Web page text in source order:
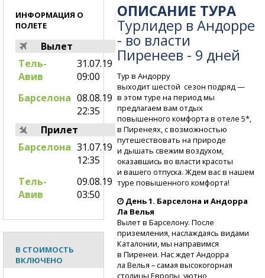
ОПИСАНИЕ ТУРА
Турлидер в Андорре
- во власти
Пиренеев - 9 дней
Тур в Андорру
выходит шестой сезон подряд —
в этом туре на период мы
предлагаем вам отдых
повышенного комфорта в отеле 5*,
в Пиренеях, с возможностью
путешествовать на природе
и дышать свежим воздухом,
оказавшись во власти красоты
и вашего отпуска. Ждем вас в нашем
туре повышенного комфорта!
День 1. Барселона и Андорра
Ла Велья
Вылет в Барселону. После
приземления, наслаждаясь видами
Каталонии, мы направимся
в Пиренеи. Нас ждет Андорра
ла Велья – самая высокогорная
столицы Европы, уютно
ИНФОРМАЦИЯ О
ПОЛЕТЕ
Вылет
Тель-
Авив
31.07.19
09:00
Барселона 08.08.19
22:35
Прилет
Барселона 31.07.19
12:35
Тель-
Авив
09.08.19
03:50
В СТОИМОСТЬ
ВКЛЮЧЕНО